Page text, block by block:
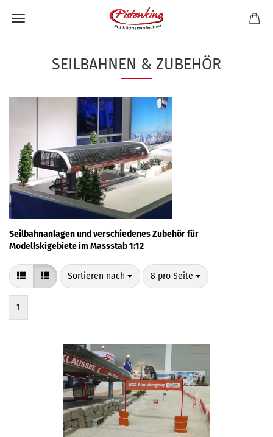
SEILBAHNEN & ZUBEHÖR
Seilbahnanlagen und verschiedenes Zubehör für
Modellskigebiete im Massstab 1:12
Sortieren nach
Sortieren nach 8 pro Seite
pro Seite
1